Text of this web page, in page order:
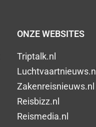
ONZE WEBSITES
Triptalk.nl
Luchtvaartnieuws.nl
Zakenreisnieuws.nl
Reisbizz.nl
Reismedia.nl